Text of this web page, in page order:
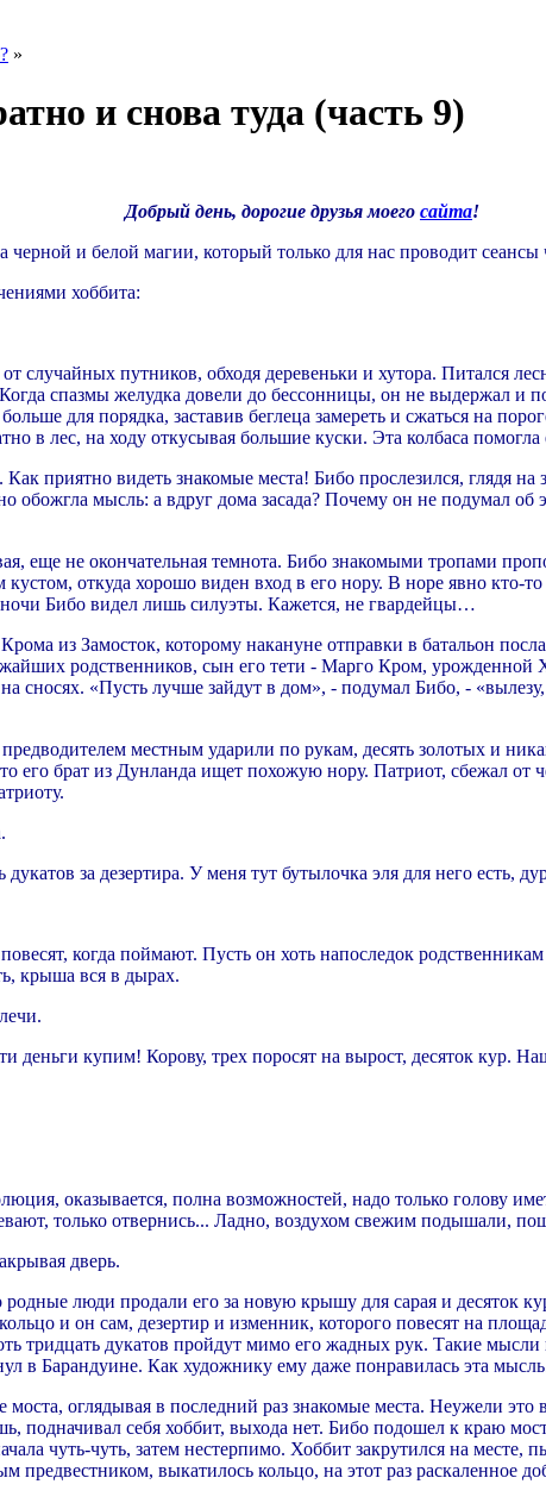
»
и снова туда (часть 9)
Добрый день, дорогие друзья моего сайта!
черной и белой магии, который только для нас проводит
хоббита:
случайных путников, обходя деревеньки и хутора. Питался
спазмы желудка довели до бессонницы, он не выдержал и
для порядка, заставив беглеца замереть и сжаться на
в лес, на ходу откусывая большие куски. Эта колбаса
приятно видеть знакомые места! Бибо прослезился, глядя
мысль: а вдруг дома засада? Почему он не подумал об
еще не окончательная темнота. Бибо знакомыми тропами
откуда хорошо виден вход в его нору. В норе явно кто-
Бибо видел лишь силуэты. Кажется, не гвардейцы…
из Замосток, которому накануне отправки в батальон
родственников, сын его тети - Марго Кром, урожденной
сносях. «Пусть лучше зайдут в дом», - подумал Бибо, -
местным ударили по рукам, десять золотых и
его брат из Дунланда ищет похожую нору. Патриот, сбежал
за дезертира. У меня тут бутылочка эля для него есть,
когда поймают. Пусть он хоть напоследок
крыша вся в дырах.
деньги купим! Корову, трех поросят на вырост, десяток
оказывается, полна возможностей, надо только голову
только отвернись... Ладно, воздухом свежим подышали,
дверь.
люди продали его за новую крышу для сарая и десяток
и он сам, дезертир и изменник, которого повесят на
тридцать дукатов пройдут мимо его жадных рук. Такие
в Барандуине. Как художнику ему даже понравилась эта
оглядывая в последний раз знакомые места. Неужели
себя хоббит, выхода нет. Бибо подошел к краю
чуть-чуть, затем нестерпимо. Хоббит закрутился на
предвестником, выкатилось кольцо, на этот раз раскаленное